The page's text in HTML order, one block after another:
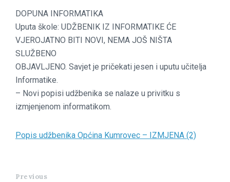
DOPUNA INFORMATIKA
Uputa škole: UDŽBENIK IZ INFORMATIKE ĆE
VJEROJATNO BITI NOVI, NEMA JOŠ NIŠTA
SLUŽBENO
OBJAVLJENO. Savjet je pričekati jesen i uputu učitelja
Informatike.
– Novi popisi udžbenika se nalaze u privitku s
izmjenjenom informatikom.
Popis udžbenika Općina Kumrovec – IZMJENA (2)
Previous